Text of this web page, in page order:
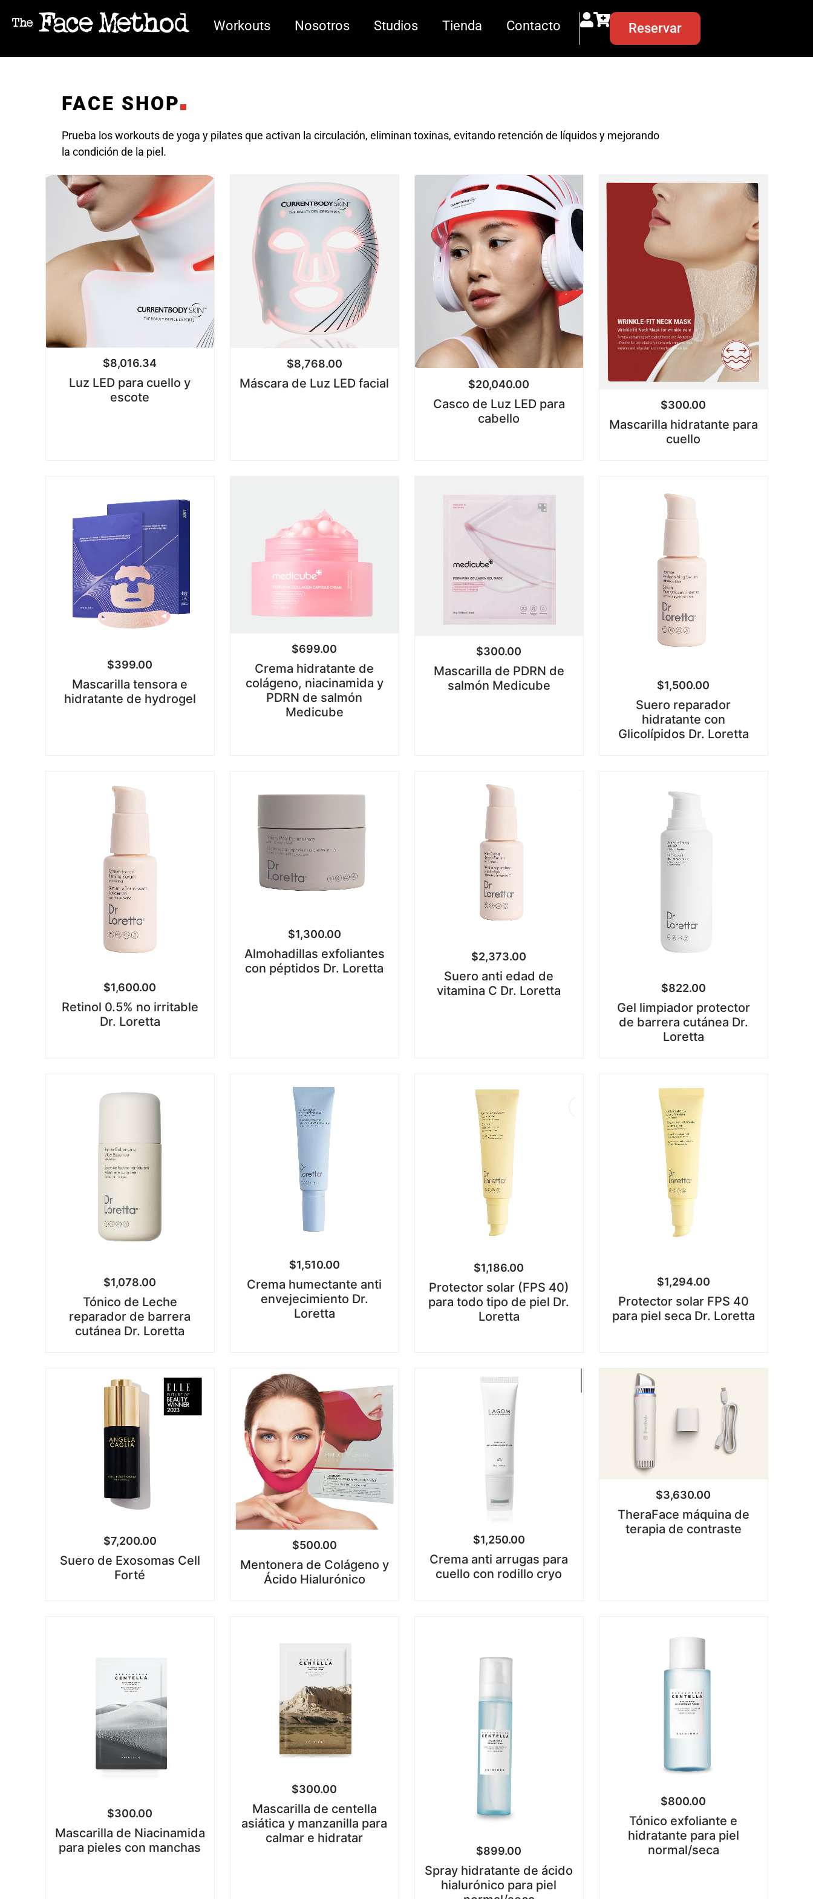
Workouts Nosotros Studios Tienda Contacto Reservar
FACE SHOP
Prueba los workouts de yoga y pilates que activan la circulación, eliminan toxinas, evitando retención de líquidos y mejorando
la condición de la piel.
$8,016.34
Luz LED para cuello y
escote
$8,768.00
Máscara de Luz LED facial $20,040.00
Casco de Luz LED para
cabello
$300.00
Mascarilla hidratante para
cuello
$399.00
Mascarilla tensora e
hidratante de hydrogel
$699.00
Crema hidratante de
colágeno, niacinamida y
PDRN de salmón
Medicube
$300.00
Mascarilla de PDRN de
salmón Medicube
$1,500.00
Suero reparador
hidratante con
Glicolípidos Dr. Loretta
$1,600.00
Retinol 0.5% no irritable
Dr. Loretta
$1,300.00
Almohadillas exfoliantes
con péptidos Dr. Loretta
$2,373.00
Suero anti edad de
vitamina C Dr. Loretta
$822.00
Gel limpiador protector
de barrera cutánea Dr.
Loretta
$1,078.00
Tónico de Leche
reparador de barrera
cutánea Dr. Loretta
$1,510.00
Crema humectante anti
envejecimiento Dr.
Loretta
$1,186.00
Protector solar (FPS 40)
para todo tipo de piel Dr.
Loretta
$1,294.00
Protector solar FPS 40
para piel seca Dr. Loretta
$7,200.00
Suero de Exosomas Cell
Forté
$500.00
Mentonera de Colágeno y
Ácido Hialurónico
$1,250.00
Crema anti arrugas para
cuello con rodillo cryo
$3,630.00
TheraFace máquina de
terapia de contraste
$300.00
Mascarilla de Niacinamida
para pieles con manchas
$300.00
Mascarilla de centella
asiática y manzanilla para
calmar e hidratar
$899.00
Spray hidratante de ácido
hialurónico para piel
$800.00
Tónico exfoliante e
hidratante para piel
normal/seca